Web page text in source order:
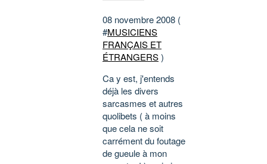
08 novembre 2008 (
#MUSICIENS
FRANÇAIS ET
ÉTRANGERS)
Ca y est, j'entends
déjà les divers
sarcasmes et autres
quolibets ( à moins
que cela ne soit
carrément du foutage
de gueule à mon